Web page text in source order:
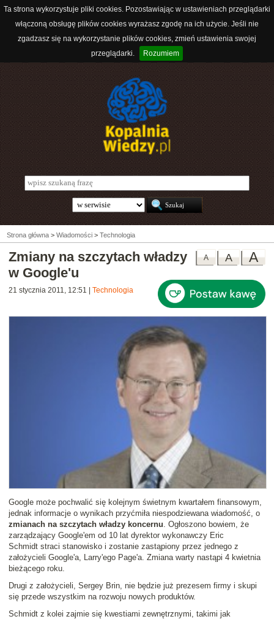
Ta strona wykorzystuje pliki cookies. Pozostawiając w ustawieniach przeglądarki
włączoną obsługę plików cookies wyrażasz zgodę na ich użycie. Jeśli nie
zgadzasz się na wykorzystanie plików cookies, zmień ustawienia swojej
przeglądarki.
Rozumiem
Strona główna > Wiadomości > Technologia
A
A
A
Zmiany na szczytach władzy
w Google'u
21 stycznia 2011, 12:51 Technologia
Google może pochwalić się kolejnym świetnym kwartałem finansowym,
jednak informacje o wynikach przyćmiła niespodziewana wiadomość, o
zmianach na szczytach władzy koncernu . Ogłoszono bowiem, że
zarządzający Google'em od 10 lat dyrektor wykonawczy Eric
Schmidt straci stanowisko i zostanie zastąpiony przez jednego z
założycieli Google'a, Larry'ego Page'a. Zmiana warty nastąpi 4 kwietnia
bieżącego roku.
Drugi z założycieli, Sergey Brin, nie będzie już prezesem firmy i skupi
się przede wszystkim na rozwoju nowych produktów.
Schmidt z kolei zajmie się kwestiami zewnętrznymi, takimi jak